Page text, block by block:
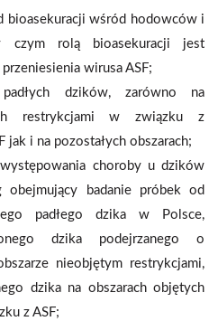
bioasekuracji wśród hodowców i
czym rolą bioasekuracji jest
wirusa ASF;
dzików, zarówno na
restrykcjami w związku z
jak i na pozostałych obszarach;
choroby u dzików
obejmujący badanie próbek od
padłego dzika w Polsce,
dzika podejrzanego o
nieobjętym restrykcjami,
dzika na obszarach objętych
z ASF;